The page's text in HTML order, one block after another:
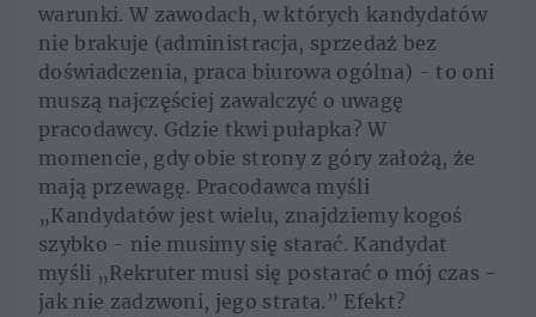
warunki. W zawodach, w których kandydatów
nie brakuje (administracja, sprzedaż bez
doświadczenia, praca biurowa ogólna) - to oni
muszą najczęściej zawalczyć o uwagę
pracodawcy. Gdzie tkwi pułapka? W
momencie, gdy obie strony z góry założą, że
mają przewagę. Pracodawca myśli
„Kandydatów jest wielu, znajdziemy kogoś
szybko - nie musimy się starać. Kandydat
myśli „Rekruter musi się postarać o mój czas -
jak nie zadzwoni, jego strata.” Efekt?